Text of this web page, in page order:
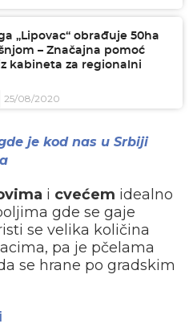
„Lipovac“ obrađuje 50ha
– Značajna pomoć
kabineta za regionalni
25/08/2020
je kod nas u Srbiji
i cvećem idealno
gde se gaje
se velika količina
pa je pčelama
se hrane po gradskim